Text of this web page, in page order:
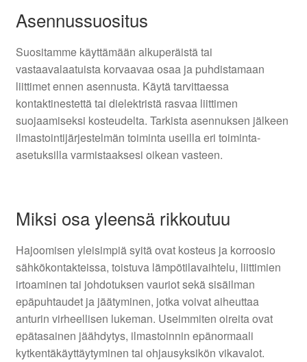
Asennussuositus
Suositamme käyttämään alkuperäistä tai
vastaavalaatuista korvaavaa osaa ja puhdistamaan
liittimet ennen asennusta. Käytä tarvittaessa
kontaktinestettä tai dielektristä rasvaa liittimen
suojaamiseksi kosteudelta. Tarkista asennuksen jälkeen
ilmastointijärjestelmän toiminta useilla eri toiminta-
asetuksilla varmistaaksesi oikean vasteen.
Miksi osa yleensä rikkoutuu
Hajoomisen yleisimpiä syitä ovat kosteus ja korroosio
sähkökontakteissa, toistuva lämpötilavaihtelu, liittimien
irtoaminen tai johdotuksen vauriot sekä sisäilman
epäpuhtaudet ja jäätyminen, jotka voivat aiheuttaa
anturin virheellisen lukeman. Useimmiten oireita ovat
epätasainen jäähdytys, ilmastoinnin epänormaali
kytkentäkäyttäytyminen tai ohjausyksikön vikavalot.